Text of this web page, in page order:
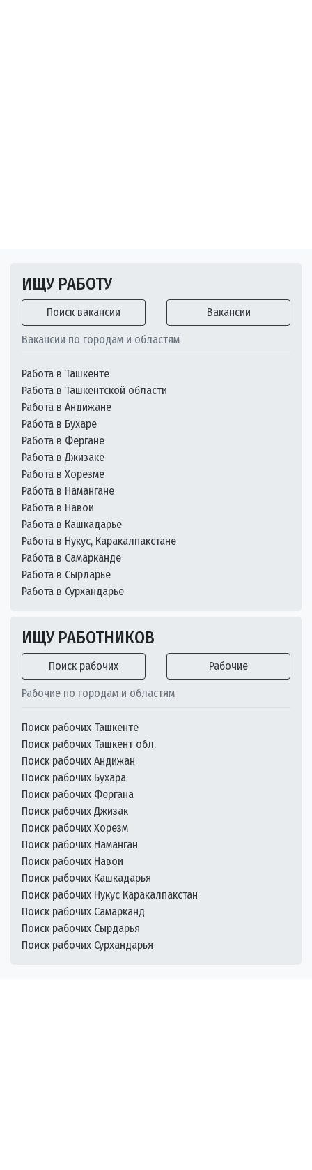
ИЩУ РАБОТУ
Поиск вакансии Вакансии
Вакансии по городам и областям
Работа в Ташкенте
Работа в Ташкентской области
Работа в Андижане
Работа в Бухаре
Работа в Фергане
Работа в Джизаке
Работа в Хорезме
Работа в Намангане
Работа в Навои
Работа в Кашкадарье
Работа в Нукус, Каракалпакстане
Работа в Самарканде
Работа в Сырдарье
Работа в Сурхандарье
ИЩУ РАБОТНИКОВ
Поиск рабочих Рабочие
Рабочие по городам и областям
Поиск рабочих Ташкенте
Поиск рабочих Ташкент обл.
Поиск рабочих Андижан
Поиск рабочих Бухара
Поиск рабочих Фергана
Поиск рабочих Джизак
Поиск рабочих Хорезм
Поиск рабочих Наманган
Поиск рабочих Навои
Поиск рабочих Кашкадарья
Поиск рабочих Нукус Каракалпакстан
Поиск рабочих Самарканд
Поиск рабочих Сырдарья
Поиск рабочих Сурхандарья